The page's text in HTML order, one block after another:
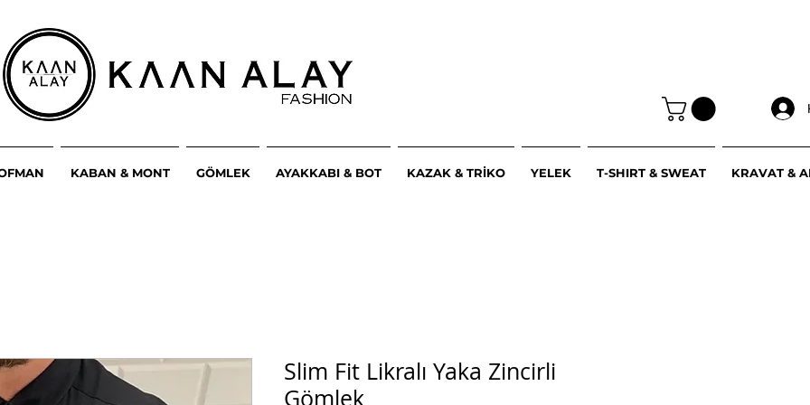
KABAN & MONT GÖMLEK AYAKKABI & BOT KAZAK & TRİKO YELEK T-SHIRT & SWEAT KRAVAT &
Slim Fit Likralı Yaka Zincirli
Gömlek